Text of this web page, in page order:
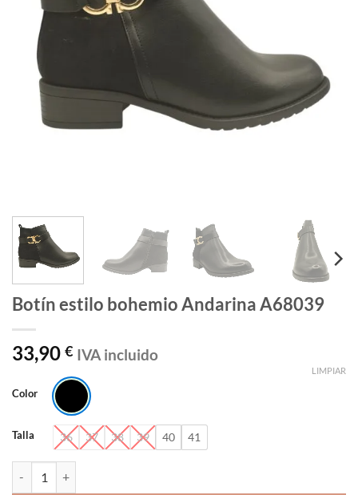
Botín estilo bohemio Andarina A68039
33,90 € IVA incluido
Color
Talla 36 37 38 39 40 41
LIMPIAR